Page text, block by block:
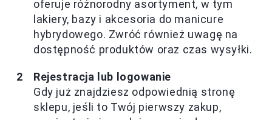
oferuje różnorodny asortyment, w tym
lakiery, bazy i akcesoria do manicure
hybrydowego. Zwróć również uwagę na
dostępność produktów oraz czas wysyłki.
Rejestracja lub logowanie
Gdy już znajdziesz odpowiednią stronę
sklepu, jeśli to Twój pierwszy zakup,